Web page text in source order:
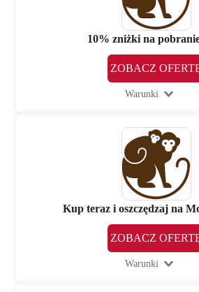
10% zniżki na
ZOBACZ
Warunki
Kup teraz i oszczędzaj na
ZOBACZ
Warunki